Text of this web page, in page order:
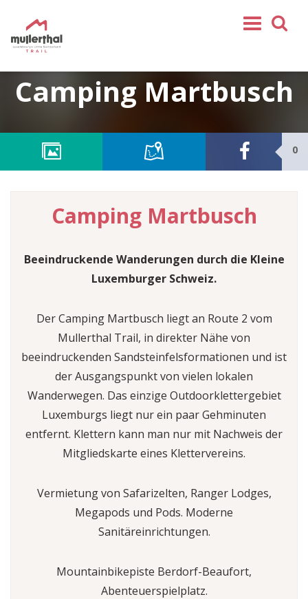
Mullerthal Trail
Service
FOLGEN SIE UNS
Camping Martbusch
0
Camping Martbusch
Beeindruckende Wanderungen durch die Kleine
Luxemburger Schweiz.
Der Camping Martbusch liegt an Route 2 vom
Mullerthal Trail, in direkter Nähe von
beeindruckenden Sandsteinfelsformationen und ist
der Ausgangspunkt von vielen lokalen
Wanderwegen. Das einzige Outdoorklettergebiet
Luxemburgs liegt nur ein paar Gehminuten
entfernt. Klettern kann man nur mit Nachweis der
Mitgliedskarte eines Klettervereins.
Vermietung von Safarizelten, Ranger Lodges,
Megapods und Pods. Moderne
Sanitäreinrichtungen.
Mountainbikepiste Berdorf-Beaufort,
Abenteuerspielplatz.